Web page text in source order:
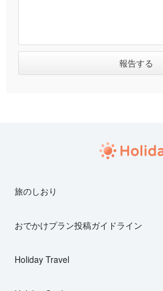
旅のしおり
おでかけプラン投稿ガイドライン
Holiday Travel